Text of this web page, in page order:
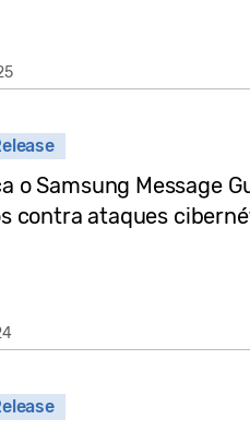
o Samsung Message
contra ataques